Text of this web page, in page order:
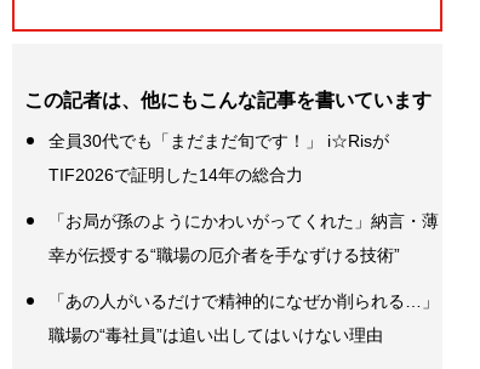
この記者は、他にもこんな記事を書いています
全員30代でも「まだまだ旬です！」 i☆Risが
TIF2026で証明した14年の総合力
「お局が孫のようにかわいがってくれた」納言・薄
幸が伝授する“職場の厄介者を手なずける技術”
「あの人がいるだけで精神的になぜか削られる…」
職場の“毒社員”は追い出してはいけない理由